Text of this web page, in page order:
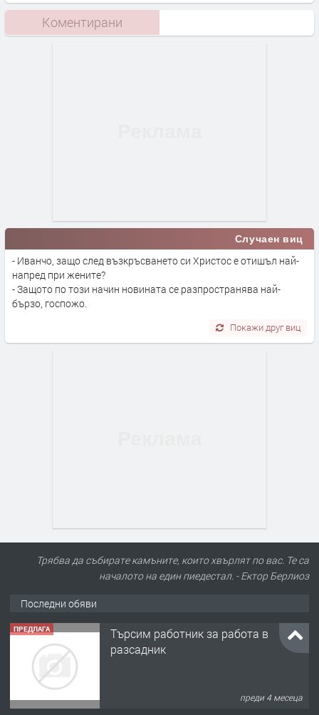
Коментирани
Случаен виц
- Иванчо, защо след възкръсването си Христос е отишъл най-
напред при жените?
- Защото по този начин новината се разпространява най-
бързо, госпожо.
Покажи друг виц
Трябва да събирате камъните, които хвърлят по вас. Те са
началото на един пиедестал. - Ектор Берлиоз
Последни обяви
ПРЕДЛАГА
Търсим работник за работа в
разсадник
преди 4 месеца